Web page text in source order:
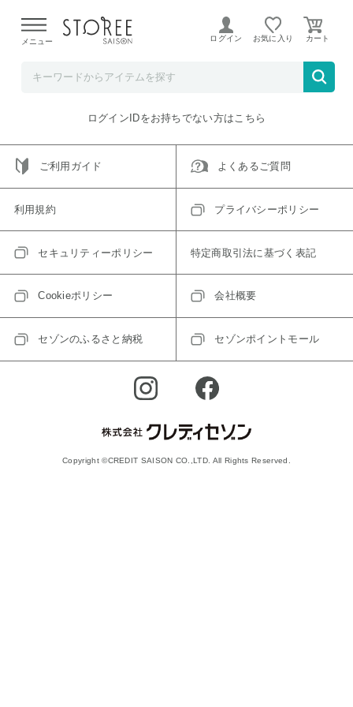
よる配送遅延が発生しております。
メニュー ログイン お気に入り
ご指定のアイテムは取り扱い終了、またはただいま取り扱い
トップへ戻る
ログインIDをお持ちでない方はこちら
ご利用ガイド よくあるご質問
利用規約 プライバシーポリシー
セキュリティーポリシー 特定商取引法に基づく表記
Cookieポリシー 会社概要
セゾンのふるさと納税 セゾンポイントモール
Copyright ©CREDIT SAISON CO.,LTD. All Rights Reserved.